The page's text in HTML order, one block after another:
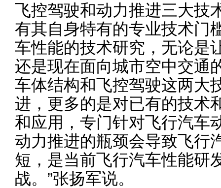
飞控驾驶和动力推进三大技
有其自身特有的专业技术门
车性能的技术研究，无论是
还是现在面向城市空中交通
车体结构和飞控驾驶这两大
进，更多的是对已有的技术
和应用，专门针对飞行汽车
动力推进的瓶颈会导致飞行
短，是当前飞行汽车性能研
战。”张扬军说。